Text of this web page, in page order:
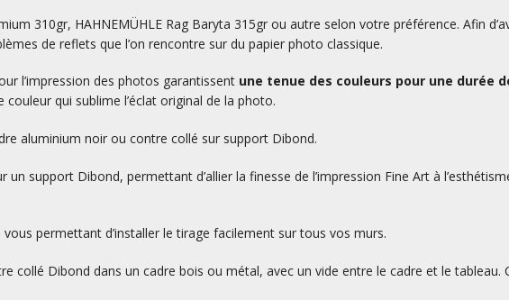
310gr, HAHNEMÜHLE Rag Baryta 315gr ou autre selon votre préférence. Afin
de reflets que l’on rencontre sur du papier photo classique.
l’impression des photos garantissent une tenue des couleurs pour une durée
qui sublime l’éclat original de la photo.
aluminium noir ou contre collé sur support Dibond.
support Dibond, permettant d’allier la finesse de l’impression Fine Art à
permettant d’installer le tirage facilement sur tous vos murs.
collé Dibond dans un cadre bois ou métal, avec un vide entre le cadre et le tableau.